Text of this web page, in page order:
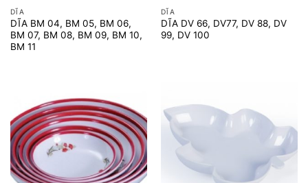
DĨA
DĨA BM 04, BM 05, BM 06,
BM 07, BM 08, BM 09, BM 10,
BM 11
DĨA
DĨA DV 66, DV77, DV 88, DV
99, DV 100